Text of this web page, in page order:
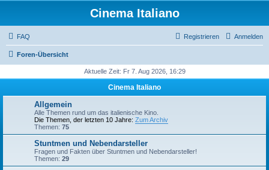
Cinema Italiano
FAQ Anmelden
Registrieren
Foren-Übersicht
Aktuelle Zeit: Fr 7. Aug 2026, 16:29
Cinema Italiano
Allgemein
Alle Themen rund um das italienische Kino.
Die Themen, der letzten 10 Jahre: Zum Archiv
Themen: 75
Stuntmen und Nebendarsteller
Fragen und Fakten über Stuntmen und Nebendarsteller!
Themen: 29